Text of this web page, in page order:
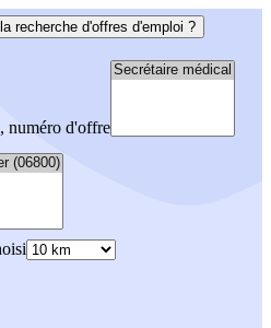
recherche d'offres d'emploi ?
numéro d'offre